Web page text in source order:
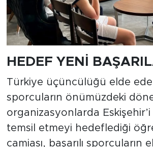
HEDEF YENİ
Türkiye üçüncülüğü elde
sporcuların önümüzdeki
organizasyonlarda
temsil etmeyi hedeflediği
camiası, başarılı sporcuların